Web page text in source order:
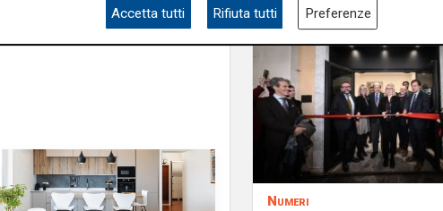
Numeri
Accetta tutti Rifiuta tutti Preferenze